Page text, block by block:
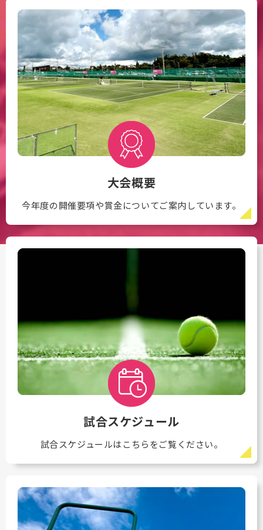
大会概要
今年度の開催要項や賞金についてご案内しています。
試合スケジュール
試合スケジュールはこちらをご覧ください。